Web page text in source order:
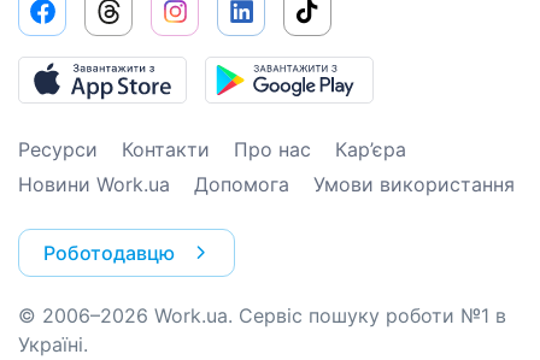
Ресурси Контакти Про нас
Кар’єра
Новини Work.ua
Допомога Умови використання
Роботодавцю
© 2006–2026 Work.ua. Сервіс пошуку роботи №1 в
Україні.